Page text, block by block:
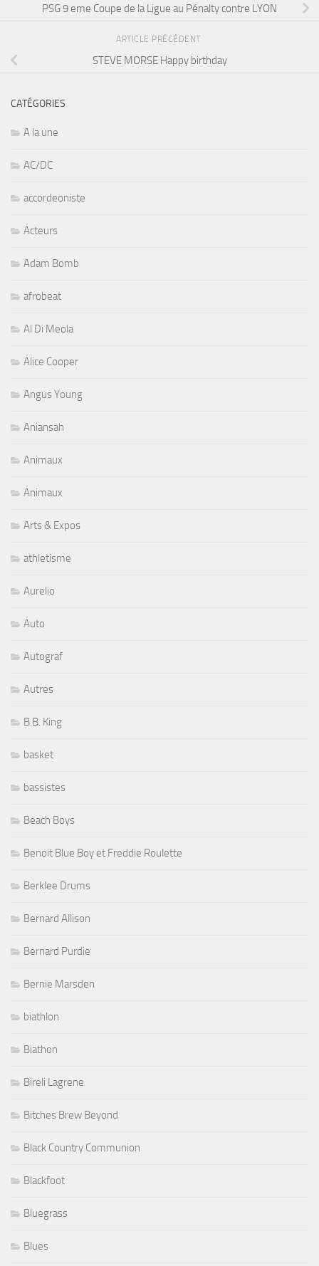
PSG 9 eme Coupe de la Ligue au Pénalty contre LYON
ARTICLE PRÉCÉDENT
STEVE MORSE Happy birthday
CATÉGORIES
A la une
AC/DC
accordeoniste
Acteurs
Adam Bomb
afrobeat
Al Di Meola
Alice Cooper
Angus Young
Aniansah
Animaux
Animaux
Arts & Expos
athletisme
Aurelio
Auto
Autograf
Autres
B.B. King
basket
bassistes
Beach Boys
Benoit Blue Boy et Freddie Roulette
Berklee Drums
Bernard Allison
Bernard Purdie
Bernie Marsden
biathlon
Biathon
Bireli Lagrene
Bitches Brew Beyond
Black Country Communion
Blackfoot
Bluegrass
Blues